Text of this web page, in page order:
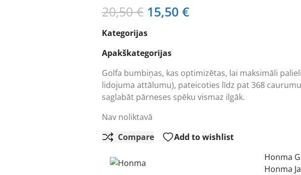
20,50€ Original
was:
20,50 €.
15,50 €Current
Kategorijas
Apakškategorijas
Golfa bumbiņas, kas optimizētas, lai maksimāli
lidojuma attālumu), pateicoties līdz pat 368
saglabāt pārneses spēku vismaz ilgāk.
Nav noliktavā
Compare
Add to wishlist
Honma
Honma